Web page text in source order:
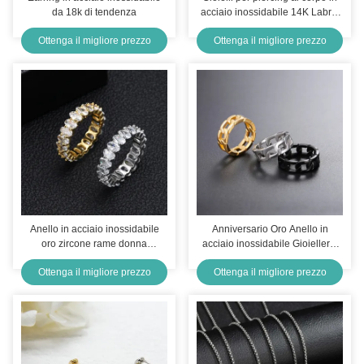
da 18k di tendenza
Ottenga il migliore prezzo
acciaio inossidabile 14K Labret
Lip Piercing Jewelry 1.2mm
Ottenga il migliore prezzo
Anello in acciaio inossidabile
oro zircone rame donna
fidanzamento anelli
Ottenga il migliore prezzo
Anniversario Oro Anello in
acciaio inossidabile Gioielleria
Catena Link Anello ODM
Ottenga il migliore prezzo